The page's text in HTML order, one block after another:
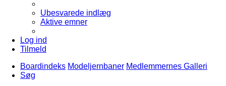
Ubesvarede indlæg
Aktive emner
Log ind
Tilmeld
Boardindeks Modeljernbaner Medlemmernes Galleri
Søg